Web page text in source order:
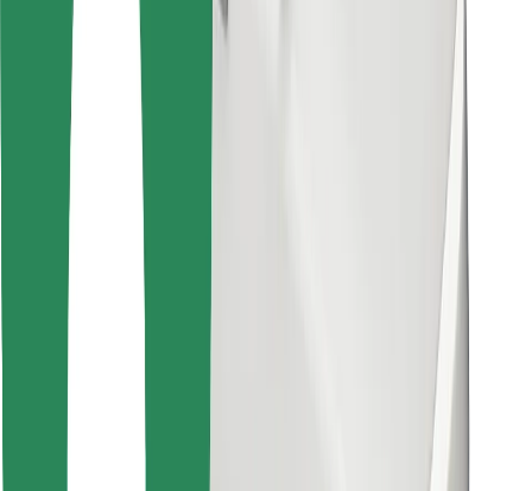
Saņem braucienu minūšu laikā!
Lejupielādē Bolt lietotni
Atrodi savas mīļākās maltītes!
Lejupielādē Bolt Food lietotni